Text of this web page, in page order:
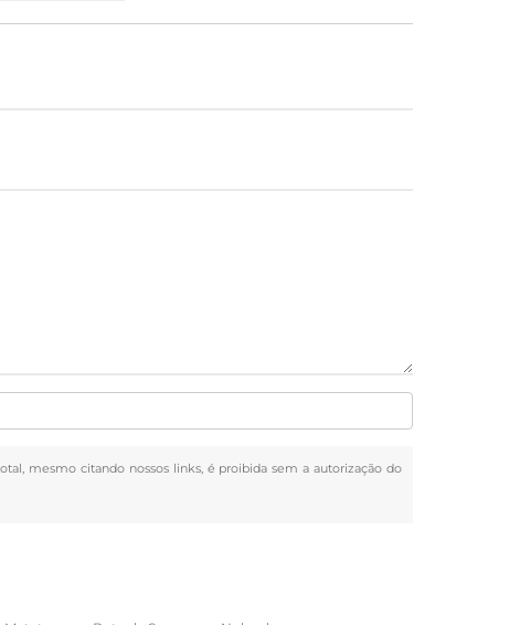
mesmo citando nossos links, é proibida sem a autorização do